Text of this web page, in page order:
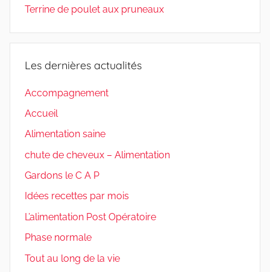
Terrine de poulet aux pruneaux
Les dernières actualités
Accompagnement
Accueil
Alimentation saine
chute de cheveux – Alimentation
Gardons le C A P
Idées recettes par mois
L’alimentation Post Opératoire
Phase normale
Tout au long de la vie